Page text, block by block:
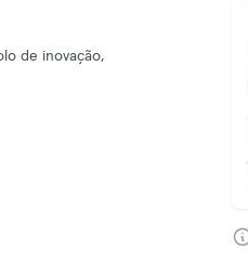
de inovação,